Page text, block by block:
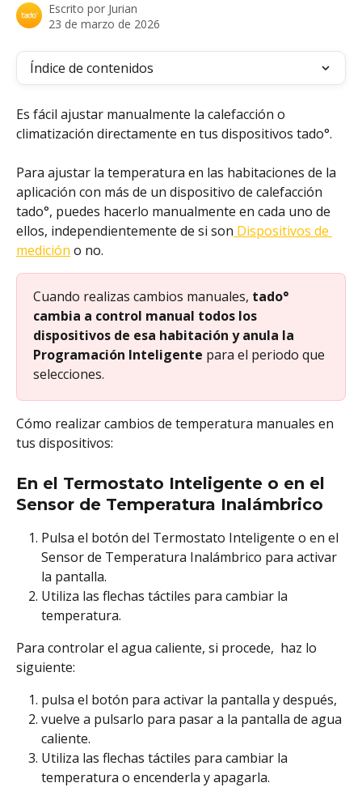
Escrito por Jurian
23 de marzo de 2026
Índice de contenidos
Es fácil ajustar manualmente la calefacción o
climatización directamente en tus dispositivos tado°.
Para ajustar la temperatura en las habitaciones de la
aplicación con más de un dispositivo de calefacción
tado°, puedes hacerlo manualmente en cada uno de
ellos, independientemente de si son Dispositivos de
medición o no.
Cuando realizas cambios manuales, tado°
cambia a control manual todos los
dispositivos de esa habitación y anula la
Programación Inteligente para el periodo que
selecciones.
Cómo realizar cambios de temperatura manuales en
tus dispositivos:
En el Termostato Inteligente o en el
Sensor de Temperatura Inalámbrico
Pulsa el botón del Termostato Inteligente o en el
Sensor de Temperatura Inalámbrico para activar
la pantalla.
Utiliza las flechas táctiles para cambiar la
temperatura.
Para controlar el agua caliente, si procede,  haz lo
siguiente:
pulsa el botón para activar la pantalla y después,
vuelve a pulsarlo para pasar a la pantalla de agua
caliente.
Utiliza las flechas táctiles para cambiar la
temperatura o encenderla y apagarla.